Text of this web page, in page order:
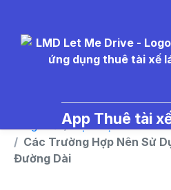
App Thuê tài
Trang chủ
Dịch vụ
Các Trường Hợp Nên Sử
Đường Dài